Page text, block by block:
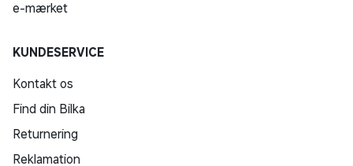
e-mærket
KUNDESERVICE
Kontakt os
Find din Bilka
Returnering
Reklamation